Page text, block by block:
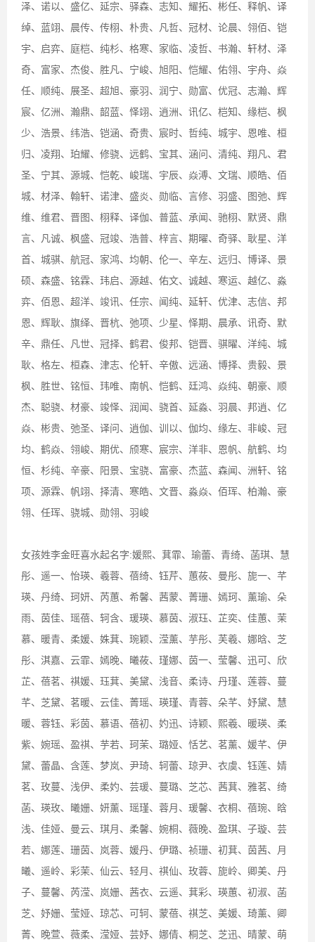
泽、诺以、盛亿、延宗、驿森、志知、耀拓、彬任、释帆、译
绰、蓝翊、晨传、传栩、朴贵、凡哲、冠材、论晨、翎佰、铠
宇、启弈、庭桤、纯杉、格寒、家临、凌哲、书瀚、轩材、泽
奇、富家、杰俊、胜凡、宁峻、旭阳、恺耀、佑翎、宇舟、焱
任、顺纯、展圣、超旭、豪羽、润宁、勋富、优冠、志瀚、辉
宸、亿洲、瀚鼎、韶蓝、怿翊、逍洲、讯亿、桤知、缘桤、枫
少、浩景、纬浩、铠涵、奇贵、宸时、哲纯、城宇、恩唯、桓
归、凌翔、珀耀、修骁、远鹤、宝其、涵问、清纯、翔凡、君
圣、宁其、源城、恺乾、峻瑞、宇辰、焱溥、文瑞、顺皓、佰
城、材泽、翰轩、诺津、盛炎、勋临、言修、羽盛、图弛、辉
维、维君、晋图、栩释、译伽、普蓝、承闻、驰栩、默贤、鼎
言、凡诚、枫盛、冠竣、浩普、梓言、期曜、奇驿、耿星、洋
首、城骐、航冠、家鸿、均朝、伦一、辛左、远归、博译、景
硕、森盛、铭霖、玮启、源越、佑文、诚越、寒运、越亿、淼
弈、佰恩、超洋、竣讯、任宗、闻纯、延轩、优津、志信、邦
恩、辉耿、旗绎、晋杭、弛项、少星、怿期、晨承、讯奇、默
辛、鼎任、凡世、冠择、鹤君、俊邦、铠晋、骐曜、洋纯、城
耿、格左、桓森、津志、伦轩、辛傲、远涵、博择、贵毅、景
枫、胜世、铭恒、玮唯、南帆、恺鹤、廷鸿、焱纯、朝豪、顺
杰、聪骁、材豪、竣怿、润闻、骁首、延淼、羽晨、邦逍、亿
焱、彬贵、弛圣、译问、逍伽、训以、伽均、缘左、非峻、冠
均、鹤焱、翎峻、期优、颀寒、宸宗、洋非、恩帆、航鹤、均
恒、杉纯、辛豪、阳景、宝骁、富豪、杰蓝、森闻、洲轩、铭
项、源霖、帆翊、择清、寒皓、文晋、淼焱、佰珲、柏瀚、豪
翎、任珲、骁城、勋翎、羽峻
女孩姓李金旺喜水起名字:媛熙、萁霏、瑜蕾、青绮、菡琪、慧
彤、遥一、怡瑛、羲蓉、蓓绮、钰芹、蕙莜、曼彤、旎一、芊
瑛、丹绮、珂妍、芮蕙、希馨、茜蒙、菁珊、嫣珂、薰瑜、朵
雨、茵佳、瑶蓓、轲含、瑗瑛、慕茵、淑珏、芷奕、佳蕙、茉
慕、暖青、柔媛、姝萁、琬颖、滢薰、芋彤、芙羲、娜晗、芝
彤、淇嘉、云霏、嫣晚、曦莜、瑾娜、茵一、莹馨、迅可、欣
芷、蓓茗、祺媛、珏萁、美黛、浅音、柔诗、丹瑾、莲蓉、蔓
芊、芝黛、茗暖、云佳、菁瑶、瑛瑾、青蓉、朵芊、妤黛、慧
暖、蓉钰、彩茵、慕语、蓓初、妁迅、诗颖、熙羲、暖瑛、柔
紫、婉瑶、盈祺、芋若、珂茉、璐娅、恬艺、茗薰、媛芊、伊
黛、蕾晶、含莲、梦岚、尹琦、轲蕾、琼尹、衣虞、钰莲、婧
茗、玫蔓、浅伊、柔妁、芸瑗、蔓璐、芝芯、茜萁、雅茗、绮
菡、瑛玫、曦姗、妍薰、瑶瑾、蓉月、瑗馨、衣桐、蓓琬、晗
浅、佳娅、曼云、琪月、柔馨、婉桐、薇晚、盈琪、子璇、芸
若、娜莲、珊茵、岚蓉、媛丹、伊璐、祯珊、初萁、茵茜、月
曦、遥岭、彩茉、仙云、轻月、祺仙、玫蓉、旎岭、卿美、丹
子、蔓馨、芮滢、岚姗、茜衣、云遥、萁彩、瑛蕙、初淑、菡
芝、妤姗、莹娅、琼芯、可轲、蒙蓓、祺芝、美媛、琦薰、卿
菁、晚萱、薇柔、滢娅、芸妤、娜倩、桐芝、芝迅、晴蒙、萌